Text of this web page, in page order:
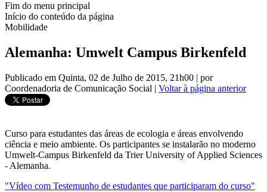
Fim do menu principal
Início do conteúdo da página
Mobilidade
Alemanha: Umwelt Campus Birkenfeld
Publicado em Quinta, 02 de Julho de 2015, 21h00 | por
Coordenadoria de Comunicação Social | Voltar à página anterior
Curso para estudantes das áreas de ecologia e áreas envolvendo
ciência e meio ambiente. Os participantes se instalarão no moderno
Umwelt-Campus Birkenfeld da Trier University of Applied Sciences
- Alemanha.
"Vídeo com Testemunho de estudantes que participaram do curso"